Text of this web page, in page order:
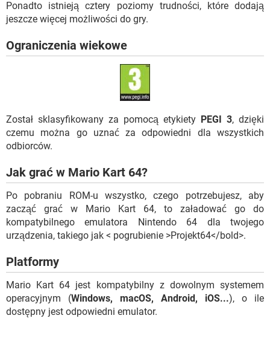
Ponadto istnieją cztery poziomy trudności, które dodają
jeszcze więcej możliwości do gry.
Ograniczenia wiekowe
Został sklasyfikowany za pomocą etykiety PEGI 3, dzięki
czemu można go uznać za odpowiedni dla wszystkich
odbiorców.
Jak grać w Mario Kart 64?
Po pobraniu ROM-u wszystko, czego potrzebujesz, aby
zacząć grać w Mario Kart 64, to załadować go do
kompatybilnego emulatora Nintendo 64 dla twojego
urządzenia, takiego jak < pogrubienie >Projekt64</bold>.
Platformy
Mario Kart 64 jest kompatybilny z dowolnym systemem
operacyjnym (Windows, macOS, Android, iOS...), o ile
dostępny jest odpowiedni emulator.